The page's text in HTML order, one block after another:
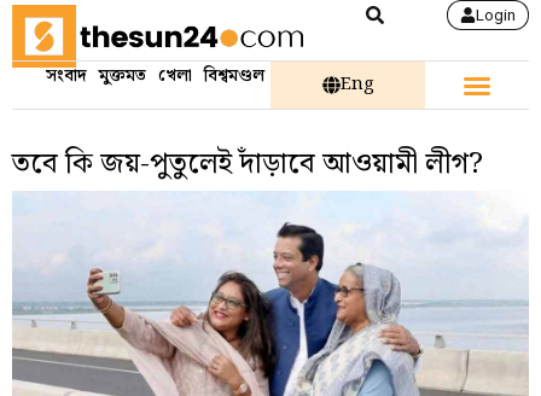
Login
সংবাদ মুক্তমত খেলা বিশ্বমণ্ডল Eng
তবে কি জয়-পুতুলেই দাঁড়াবে আওয়ামী লীগ?